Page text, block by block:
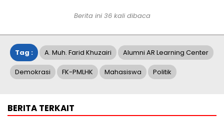
Berita ini 36kali dibaca
Tag : A. Muh. Farid Khuzairi Alumni AR Learning Center
Demokrasi FK-PMLHK Mahasiswa Politik
BERITA TERKAIT